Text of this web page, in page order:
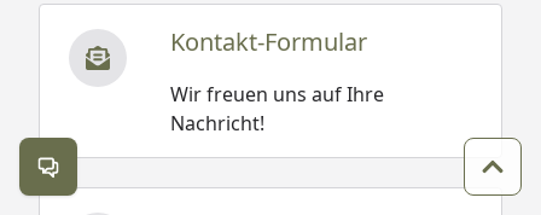
Kontakt-Formular
Wir freuen uns auf Ihre
Nachricht!
Kontakt öffnen